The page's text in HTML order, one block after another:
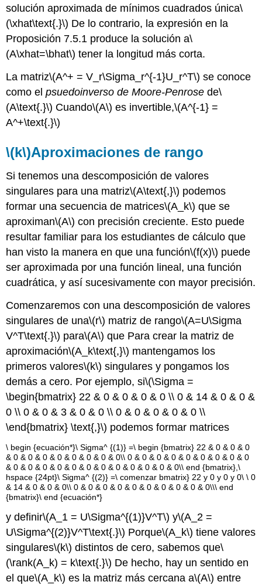
solución aproximada de mínimos cuadrados única\
(\xhat\text{.}\) De lo contrario, la expresión en la
Proposición 7.5.1 produce la solución a\
(A\xhat=\bhat\) tener la longitud más corta.
La matriz\(A^+ = V_r\Sigma_r^{-1}U_r^T\) se conoce
como elpsuedoinverso de Moore-Penrose de\
(A\text{.}\) Cuando\(A\) es invertible,\(A^{-1} =
A^+\text{.}\)
\(k\)Aproximaciones de rango
Si tenemos una descomposición de valores
singulares para una matriz\(A\text{,}\) podemos
formar una secuencia de matrices\(A_k\) que se
aproximan\(A\) con precisión creciente. Esto puede
resultar familiar para los estudiantes de cálculo que
han visto la manera en que una función\(f(x)\) puede
ser aproximada por una función lineal, una función
cuadrática, y así sucesivamente con mayor precisión.
Comenzaremos con una descomposición de valores
singulares de una\(r\) matriz de rango\(A=U\Sigma
V^T\text{.}\) para\(A\) que Para crear la matriz de
aproximación\(A_k\text{,}\) mantengamos los
primeros valores\(k\) singulares y pongamos los
demás a cero. Por ejemplo, si\(\Sigma =
\begin{bmatrix} 22 & 0 & 0 & 0 & 0 \\ 0 & 14 & 0 & 0 &
0 \\ 0 & 0 & 3 & 0 & 0 \\ 0 & 0 & 0 & 0 & 0 \\
\end{bmatrix} \text{,}\) podemos formar matrices
\ begin {ecuación*}\ Sigma^ {(1)} =\ begin {bmatrix} 22 & 0 & 0 & 0
& 0 & 0 & 0 & 0 & 0 & 0 & 0 & 0\\ 0 & 0 & 0 & 0 & 0 & 0 & 0 & 0 & 0
& 0 & 0 & 0 & 0 & 0 & 0 & 0 & 0 & 0 & 0 & 0 & 0\\ end {bmatrix},\
hspace {24pt}\ Sigma^ {(2)} =\ comenzar bmatrix} 22 y 0 y 0 y 0\ \ 0
& 14 & 0 & 0 & 0\\ 0 & 0 & 0 & 0 & 0 & 0 & 0 & 0 & 0 & 0\\\ end
{bmatrix}\ end {ecuación*}
y definir\(A_1 = U\Sigma^{(1)}V^T\) y\(A_2 =
U\Sigma^{(2)}V^T\text{.}\) Porque\(A_k\) tiene valores
singulares\(k\) distintos de cero, sabemos que\
(\rank(A_k) = k\text{.}\) De hecho, hay un sentido en
el que\(A_k\) es la matriz más cercana a\(A\) entre